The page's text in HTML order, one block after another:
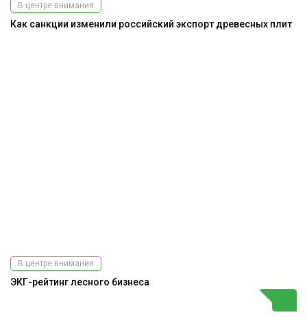
В центре внимания
Как санкции изменили российский экспорт древесных плит
В центре внимания
ЭКГ-рейтинг лесного бизнеса